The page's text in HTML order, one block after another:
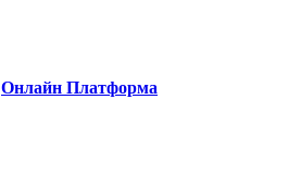
Онлайн Платформа